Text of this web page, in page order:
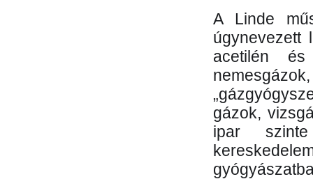
A Linde
úgynevezett
acetilén és
gázok,
ipar